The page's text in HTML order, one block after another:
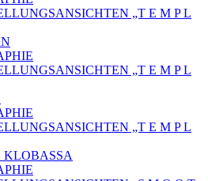
„T E M P L
„T E M P L
„T E M P L